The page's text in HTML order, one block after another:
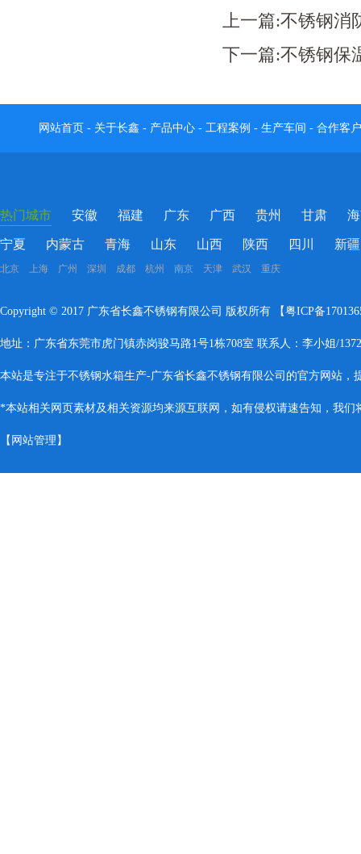
上一篇:不锈钢消
下一篇:不锈钢保
网站首页 - 关于长鑫 - 产品中心 - 工程案例 - 生产车间 - 合作客户
热门城市 安徽 福建 广东 广西 贵州 甘肃
宁夏 内蒙古 青海 山东 山西 陕西 四川 新疆
北京 上海 广州 深圳 成都 杭州 南京 天津 武汉 重庆
Copyright © 2017 广东省长鑫不锈钢有限公司 版权所有 【粤ICP备
地址：广东省东莞市虎门镇赤岗骏马路1号1栋708室 联系人：李小姐/
本站是专注于不锈钢水箱生产-广东省长鑫不锈钢有限公司的官方网站，
*本站相关网页素材及相关资源均来源互联网，如有侵权请速告知，我们
【 网站管理 】